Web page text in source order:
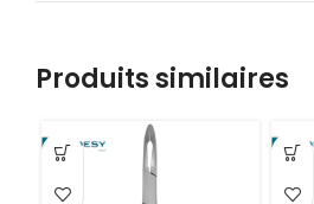
Produits similaires